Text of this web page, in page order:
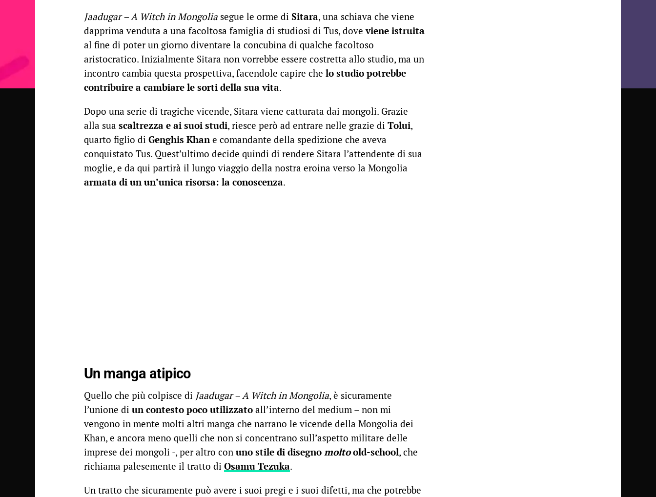
Jaadugar – A Witch in Mongolia segue le orme di Sitara, una schiava che viene
dapprima venduta a una facoltosa famiglia di studiosi di Tus, doveviene istruita
al fine di poter un giorno diventare la concubina di qualche facoltoso
aristocratico. Inizialmente Sitara non vorrebbe essere costretta allo studio, ma un
incontro cambia questa prospettiva, facendole capire che lo studio potrebbe
contribuire a cambiare le sorti della sua vita.
Dopo una serie di tragiche vicende, Sitara viene catturata dai mongoli. Grazie
alla sua scaltrezza e ai suoi studi, riesce però ad entrare nelle grazie di Tolui,
quarto figlio di Genghis Khan e comandante della spedizione che aveva
conquistato Tus. Quest’ultimo decide quindi di rendere Sitara l’attendente di sua
moglie, e da qui partirà il lungo viaggio della nostra eroina verso la Mongolia
armata di un un’unica risorsa: la conoscenza.
Un manga atipico
Quello che più colpisce di Jaadugar – A Witch in Mongolia, è sicuramente
l’unione di un contesto poco utilizzato all’interno del medium – non mi
vengono in mente molti altri manga che narrano le vicende della Mongolia dei
Khan, e ancora meno quelli che non si concentrano sull’aspetto militare delle
imprese dei mongoli -, per altro con uno stile di disegno moltoold-school, che
richiama palesemente il tratto di Osamu Tezuka.
Un tratto che sicuramente può avere i suoi pregi e i suoi difetti, ma che potrebbe